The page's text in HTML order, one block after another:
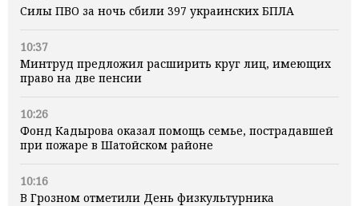
Силы ПВО за ночь сбили 397 украинских БПЛА
10:37
Минтруд предложил расширить круг лиц, имеющих
право на две пенсии
10:26
Фонд Кадырова оказал помощь семье, пострадавшей
при пожаре в Шатойском районе
10:16
В Грозном отметили День физкультурника